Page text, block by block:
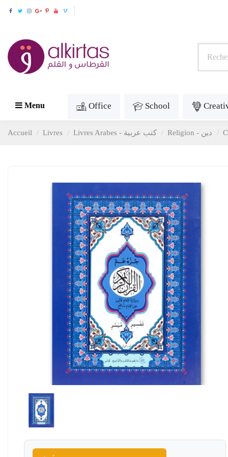
Menu Office School
Accueil Livres Livres Arabes - كتب عربية Religion - دين